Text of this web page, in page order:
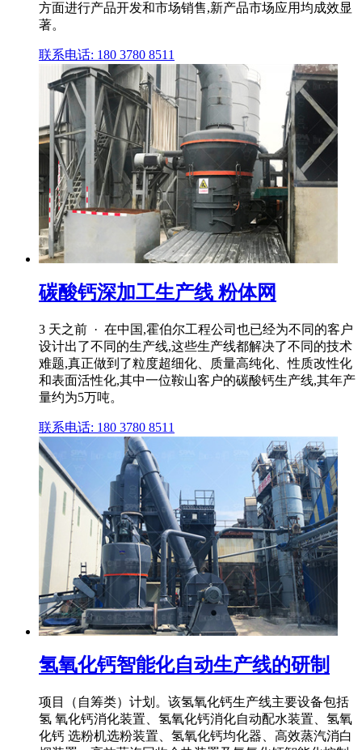
方面进行产品开发和市场销售,新产品市场应用均成效显
著。
联系电话: 180 3780 8511
碳酸钙深加工生产线 粉体网
3 天之前 · 在中国,霍伯尔工程公司也已经为不同的客户
设计出了不同的生产线,这些生产线都解决了不同的技术
难题,真正做到了粒度超细化、质量高纯化、性质改性化
和表面活性化,其中一位鞍山客户的碳酸钙生产线,其年产
量约为5万吨。
联系电话: 180 3780 8511
氢氧化钙智能化自动生产线的研制
项目（自筹类）计划。该氢氧化钙生产线主要设备包括
氢 氧化钙消化装置、氢氧化钙消化自动配水装置、氢氧
化钙 选粉机选粉装置、氢氧化钙均化器、高效蒸汽消白